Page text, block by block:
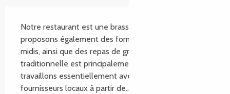
Notre restaurant est une brasserie pizzeria, grill. Nous
proposons également des formules du jour tous les
midis, ainsi que des repas de groupe. Notre cuisine
traditionnelle est principalement faite maison. Nous
travaillons essentiellement avec des producteurs et
fournisseurs locaux à partir de...